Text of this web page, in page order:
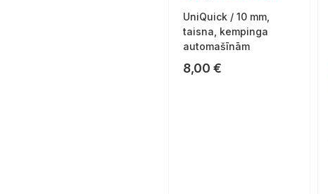
UniQuick / 10 mm,
taisna, kempinga
automašīnām
8,00 €